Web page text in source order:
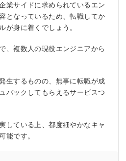
業サイドに求められているエン
となっているため、転職してか
が身に着くでしょう。
、複数人の現役エンジニアから
生するものの、無事に転職が成
バックしてもらえるサービスつ
している上、都度細やかなキャ
能です。